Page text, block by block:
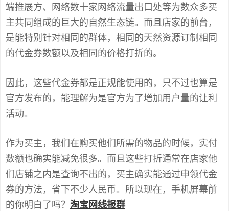
端推展方、网络数十家网络流量出口处等为数众多买
主共同组成的巨大的自然生态链。而且店家的前台，
是能特别针对相同的群体，相同的天然资源订制相同
的代金券数额以及相同的价格打折的。
因此，这些代金券都是正规能使用的，只不过也算是
官方发布的，能理解为是官方为了增加用户量的让利
活动。
作为买主，我们在购买他们所需的物品的时候，实付
数额也确实能减免很多。而且这些打折通常在店家他
们店铺之内是查询不出的，买主确实能通过申领代金
券的方法，省下不少人民币。所以现在，手机屏幕前
的你明白了吗？ 淘宝网线报群